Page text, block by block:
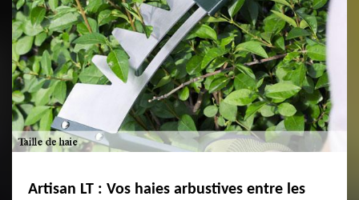
Artisan LT : Vos haies arbustives entre les